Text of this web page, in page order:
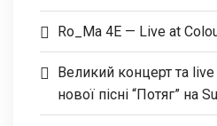
Ro_Ma 4E — Live at
Великий концерт та
нової пісні “Потяг” на